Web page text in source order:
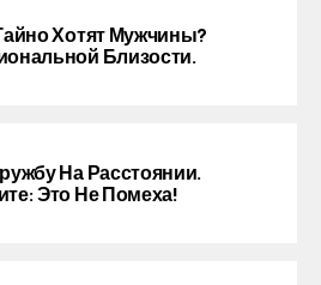
Хотят Мужчины?
Близости.
На Расстоянии.
Это Не Помеха!